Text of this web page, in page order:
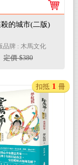
的城市(二版)
品牌 : 木馬文化
定價 $380
扣抵 1 冊